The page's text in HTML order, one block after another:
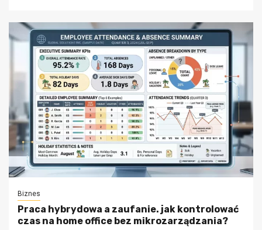
Biznes
Praca hybrydowa a zaufanie. jak kontrolować
czas na home office bez mikrozarządzania?